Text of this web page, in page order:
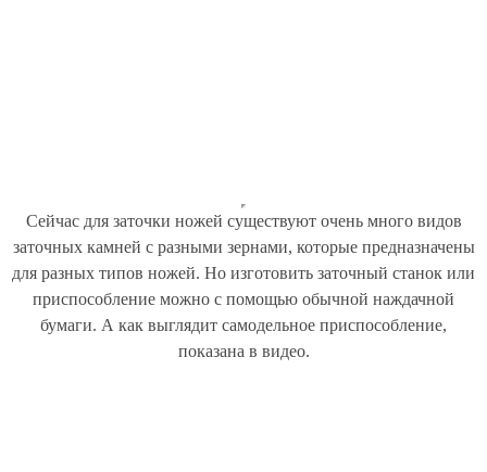
Сейчас для заточки ножей существуют очень много видов
заточных камней с разными зернами, которые предназначены
для разных типов ножей. Но изготовить заточный станок или
приспособление можно с помощью обычной наждачной
бумаги. А как выглядит самодельное приспособление,
показана в видео.